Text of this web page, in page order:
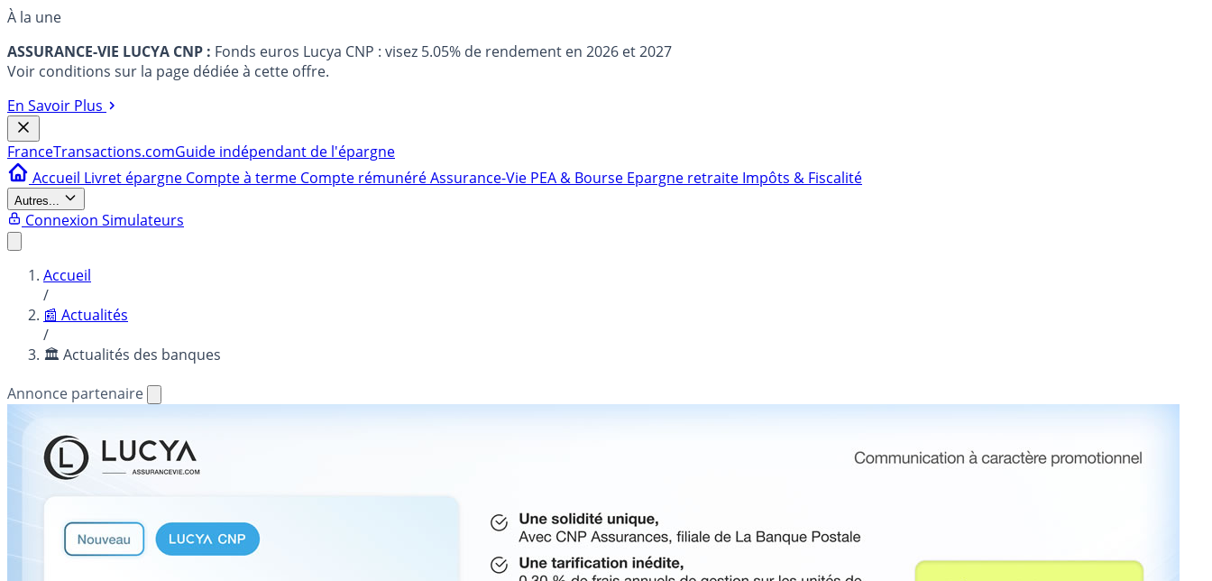
À la une
ASSURANCE-VIE LUCYA CNP : Fonds euros Lucya CNP : visez 5.05% de rendement en 2026 et 2027
Voir conditions sur la page dédiée à cette offre.
En Savoir Plus
FranceTransactions.comGuide indépendant de l'épargne
Accueil Livret épargne Compte à terme Compte rémunéréAssurance-Vie PEA & Bourse Epargne retraite Impôts & Fiscalité
Autres...
Connexion Simulateurs
Accueil
/
📰 Actualités
/
🏛️ Actualités des banques
Annonce partenaire